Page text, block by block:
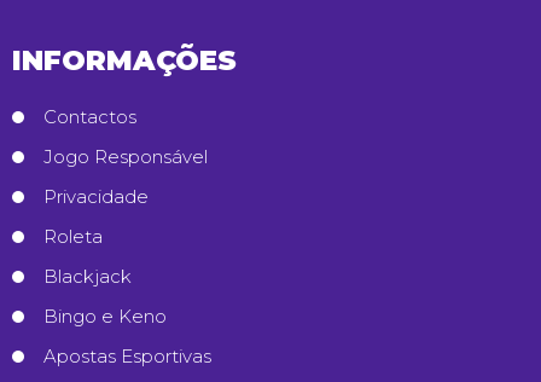
INFORMAÇÕES
Contactos
Jogo Responsável
Privacidade
Roleta
Blackjack
Bingo e Keno
Apostas Esportivas